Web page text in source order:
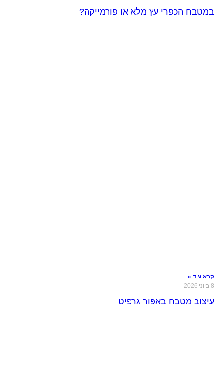
במטבח הכפרי עץ מלא או פורמייקה?
קרא עוד »
8 ביוני 2026
עיצוב מטבח באפור גרפיט